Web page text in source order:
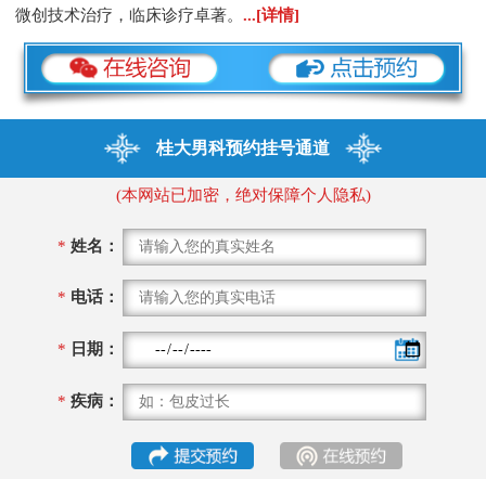
微创技术治疗，临床诊疗卓著。 ...[详情]
桂大男科预约挂号通道
(本网站已加密，绝对保障个人隐私)
* 姓名：
* 电话：
* 日期：
* 疾病：